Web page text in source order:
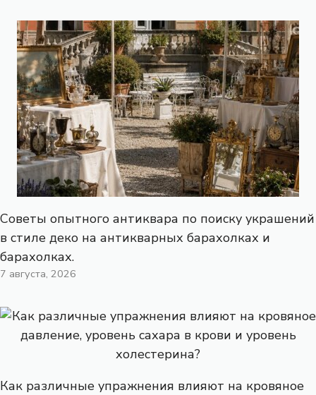
Советы опытного антиквара по поиску украшений
в стиле деко на антикварных барахолках и
барахолках.
7 августа, 2026
Как различные упражнения влияют на кровяное